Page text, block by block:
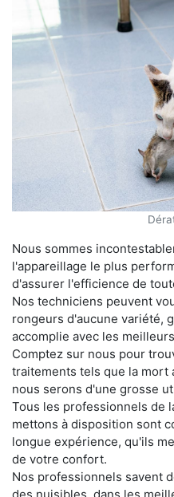
Nous sommes
l'appareillage le plus
d'assurer l'efficience de
Nos techniciens peuvent
rongeurs d'aucune variété,
accomplie avec les
Comptez sur nous pour
traitements tels que la mort
nous serons d'une grosse
Tous les professionnels de
mettons à disposition sont
longue expérience, qu'ils
de votre confort.
Nos professionnels savent